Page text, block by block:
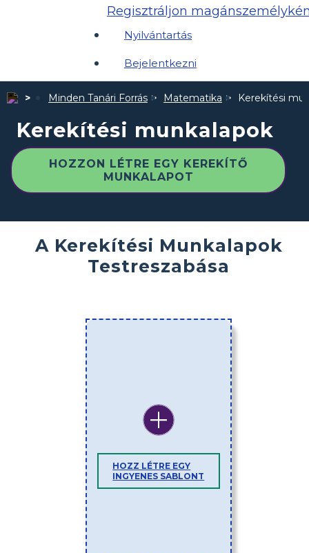
Regisztráljon
Nyilvántartás
Bejelentkezni
Minden Tanári Forrás Matematika Kerekítési
Kerekítési munkalapok
HOZZON LÉTRE EGY KEREKÍTŐ
MUNKALAPOT
A Kerekítési Munkalapok
Testreszabása
HOZZ LÉTRE EGY
INGYENES SABLONT